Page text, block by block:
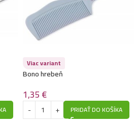
Viac variant
Bono hrebeň
1,35€
PRIDAŤ DO KOŠÍKA